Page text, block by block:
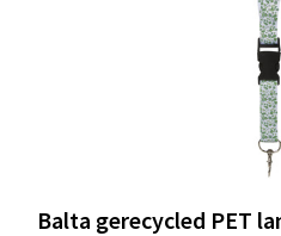
Balta gerecycled PET